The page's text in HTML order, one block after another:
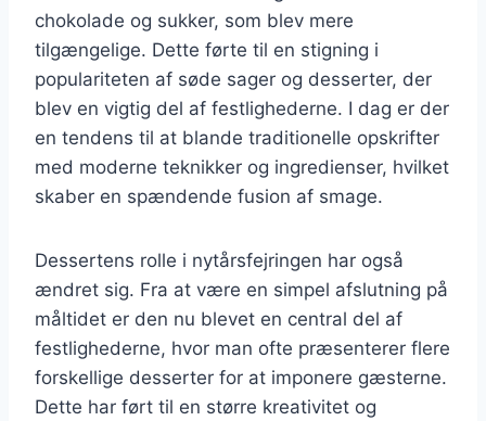
chokolade og sukker, som blev mere
tilgængelige. Dette førte til en stigning i
populariteten af søde sager og desserter, der
blev en vigtig del af festlighederne. I dag er der
en tendens til at blande traditionelle opskrifter
med moderne teknikker og ingredienser, hvilket
skaber en spændende fusion af smage.
Dessertens rolle i nytårsfejringen har også
ændret sig. Fra at være en simpel afslutning på
måltidet er den nu blevet en central del af
festlighederne, hvor man ofte præsenterer flere
forskellige desserter for at imponere gæsterne.
Dette har ført til en større kreativitet og